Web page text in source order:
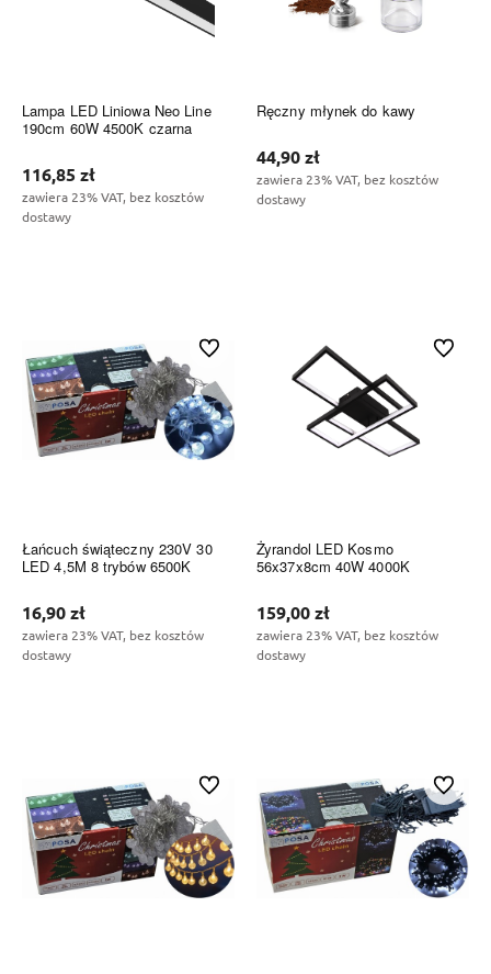
Lampa LED Liniowa Neo Line
190cm 60W 4500K czarna
116,85 zł
zawiera 23% VAT, bez kosztów
dostawy
Ręczny młynek do kawy
44,90 zł
zawiera 23% VAT, bez kosztów
dostawy
Łańcuch świąteczny 230V 30
LED 4,5M 8 trybów 6500K
16,90 zł
zawiera 23% VAT, bez kosztów
dostawy
Do ulubionych
Żyrandol LED Kosmo
56x37x8cm 40W 4000K
159,00 zł
zawiera 23% VAT, bez kosztów
dostawy
Do
Do ulubionych Do